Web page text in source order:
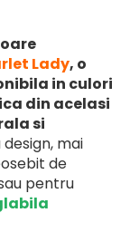
Lady, o
in culori
din acelasi
si
design, mai
de
pentru